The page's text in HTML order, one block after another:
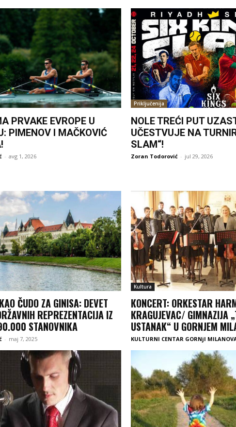
PRVAKE EVROPE U
PIMENOV I MAČKOVIĆ
- avg 1, 2026
Priključenija
NOLE TREĆI PUT
UČESTVUJE NA
SLAM“!
Zoran Todorović - jul 29, 2026
ČUDO ZA GINISA: DEVET
REPREZENTACIJA IZ
STANOVNIKA
- maj 7, 2025
Kultura
КONCERT: ОRKESTAR
КRAGUJEVAC/ GIMNAZIJA
USTANAK“ U GORNJEM
KULTURNI CENTAR GORNjI